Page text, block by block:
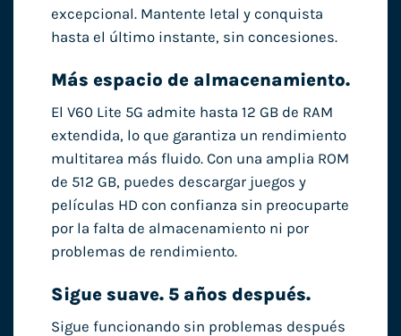
excepcional. Mantente letal y conquista
hasta el último instante, sin concesiones.
Más espacio de almacenamiento.
El V60 Lite 5G admite hasta 12 GB de RAM
extendida, lo que garantiza un rendimiento
multitarea más fluido. Con una amplia ROM
de 512 GB, puedes descargar juegos y
películas HD con confianza sin preocuparte
por la falta de almacenamiento ni por
problemas de rendimiento.
Sigue suave. 5 años después.
Sigue funcionando sin problemas después